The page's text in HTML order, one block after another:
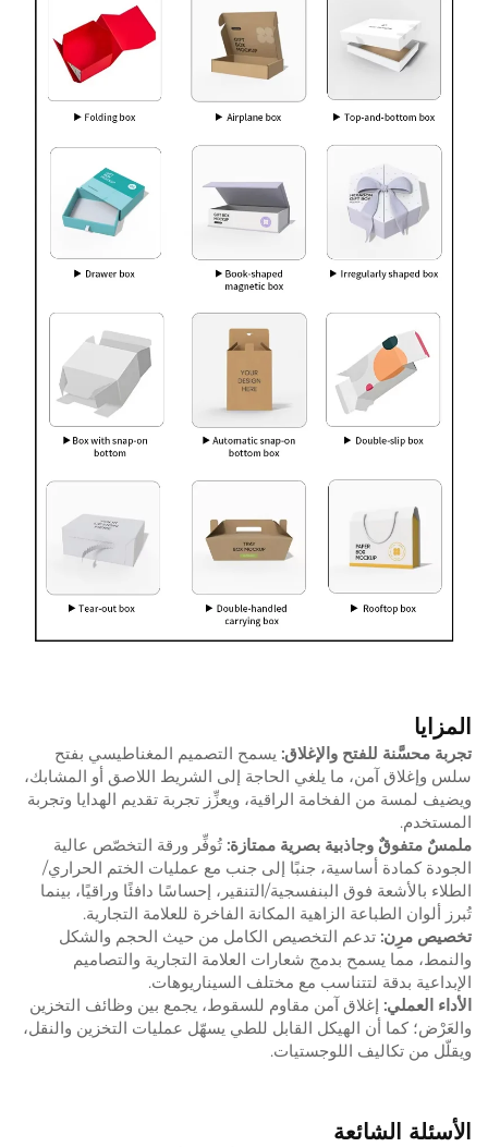
المزايا
تجربة محسَّنة للفتح والإغلاق: يسمح التصميم المغناطيسي بفتح
سلس وإغلاق آمن، ما يلغي الحاجة إلى الشريط اللاصق أو المشابك،
ويضيف لمسة من الفخامة الراقية، ويعزِّز تجربة تقديم الهدايا وتجربة
المستخدم.
ملمسٌ متفوقٌ وجاذبية بصرية ممتازة: تُوفِّر ورقة التخصّص عالية
الجودة كمادة أساسية، جنبًا إلى جنب مع عمليات الختم الحراري/
الطلاء بالأشعة فوق البنفسجية/التنقير، إحساسًا دافئًا وراقيًا، بينما
تُبرز ألوان الطباعة الزاهية المكانة الفاخرة للعلامة التجارية.
تخصيص مرِن: تدعم التخصيص الكامل من حيث الحجم والشكل
والنمط، مما يسمح بدمج شعارات العلامة التجارية والتصاميم
الإبداعية بدقة لتتناسب مع مختلف السيناريوهات.
الأداء العملي: إغلاق آمن مقاوم للسقوط، يجمع بين وظائف التخزين
والعَرْض؛ كما أن الهيكل القابل للطي يسهّل عمليات التخزين والنقل،
ويقلّل من تكاليف اللوجستيات.
الأسئلة الشائعة